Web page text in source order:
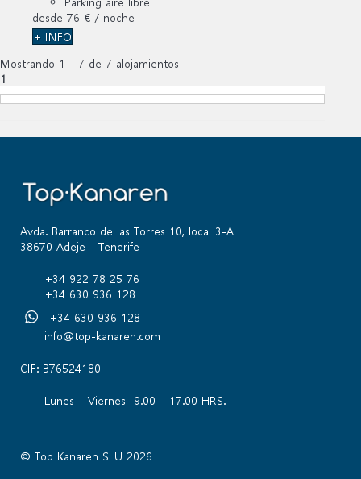
desde 76 € / noche
+ INFO
Mostrando 1 - 7 de 7 alojamientos
1
Avda. Barranco de las Torres 10, local 3-A
38670 Adeje - Tenerife
+34 922 78 25 76
+34 630 936 128
+34 630 936 128
info@top-kanaren.com
CIF: B76524180
Lunes – Viernes 9.00 – 17.00 HRS.
© Top Kanaren SLU 2026